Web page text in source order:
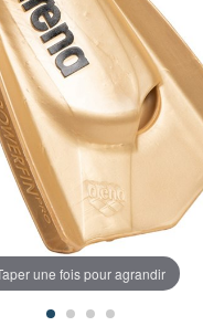
une fois pour agrandir